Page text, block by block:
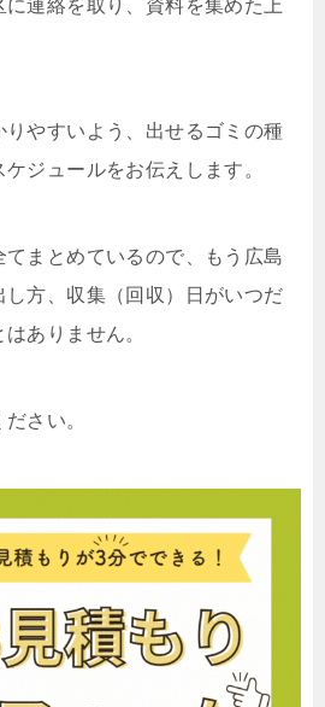
連絡を取り、資料を集めた上
やすいよう、出せるゴミの種
ジュールをお伝えします。
まとめているので、もう広島
方、収集（回収）日がいつだ
ありません。
さい。